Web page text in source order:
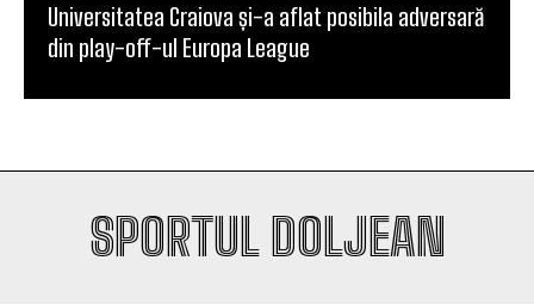
Universitatea Craiova și-a aflat posibila adversară
din play-off-ul Europa League
SPORTUL DOLJEAN